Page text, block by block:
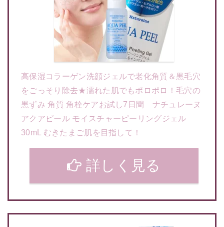
高保湿コラーゲン洗顔ジェルで老化角質＆黒毛穴
をごっそり除去★濡れた肌でもポロポロ！毛穴の
黒ずみ 角質 角栓ケアお試し7日間 ナチュレーヌ
アクアピール モイスチャーピーリングジェル
30mL むきたまご肌を目指して！
詳しく見る